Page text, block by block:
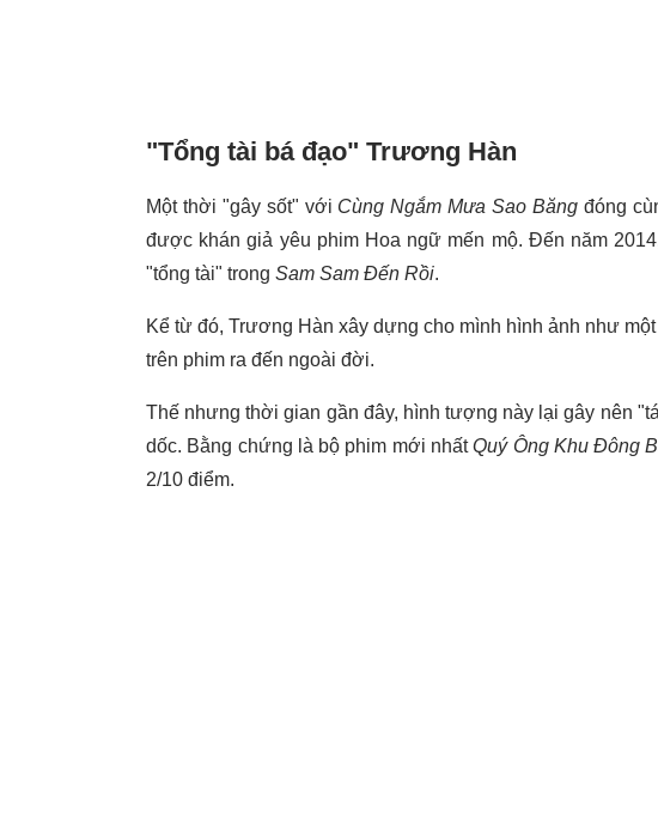
"Tổng tài bá đạo" Trương Hàn
Một thời "gây sốt" với Cùng Ngắm Mưa Sao Băng đóng
được khán giả yêu phim Hoa ngữ mến mộ. Đến năm
"tổng tài" trong Sam Sam Đến Rồi.
Kể từ đó, Trương Hàn xây dựng cho mình hình ảnh như
trên phim ra đến ngoài đời.
Thế nhưng thời gian gần đây, hình tượng này lại gây nên
dốc. Bằng chứng là bộ phim mới nhấtQuý Ông Khu Đông
2/10 điểm.